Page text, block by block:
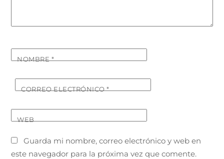
NOMBRE*
CORREO ELECTRÓNICO*
WEB
Guarda mi nombre, correo electrónico y web en
este navegador para la próxima vez que comente.